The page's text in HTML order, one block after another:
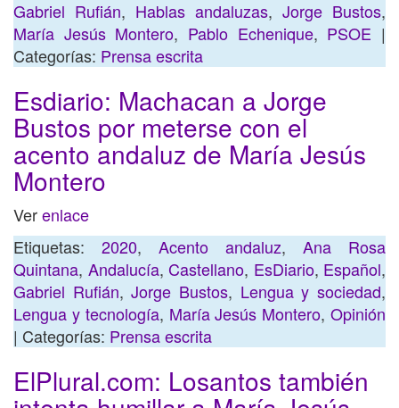
Gabriel Rufián, Hablas andaluzas, Jorge Bustos,
María Jesús Montero, Pablo Echenique, PSOE |
Categorías: Prensa escrita
Esdiario: Machacan a Jorge
Bustos por meterse con el
acento andaluz de María Jesús
Montero
Verenlace
Etiquetas: 2020, Acento andaluz, Ana Rosa
Quintana, Andalucía, Castellano, EsDiario, Español,
Gabriel Rufián,Jorge Bustos, Lengua y sociedad,
Lengua y tecnología, María Jesús Montero,Opinión
| Categorías: Prensa escrita
ElPlural.com: Losantos también